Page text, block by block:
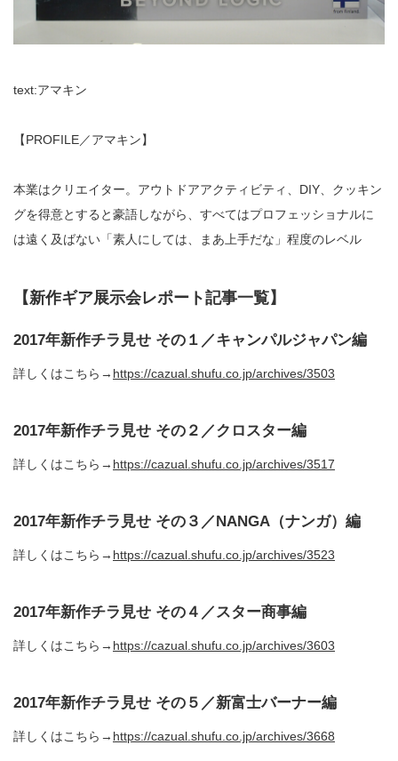
text:アマキン
【PROFILE／アマキン】
本業はクリエイター。アウトドアアクティビティ、DIY、クッキン
グを得意とすると豪語しながら、すべてはプロフェッショナルに
は遠く及ばない「素人にしては、まあ上手だな」程度のレベル
【新作ギア展示会レポート記事一覧】
2017年新作チラ見せ その１／キャンパルジャパン編
詳しくはこちら→ https://cazual.shufu.co.jp/archives/3503
2017年新作チラ見せ その２／クロスター編
詳しくはこちら→ https://cazual.shufu.co.jp/archives/3517
2017年新作チラ見せ その３／NANGA（ナンガ）編
詳しくはこちら→ https://cazual.shufu.co.jp/archives/3523
2017年新作チラ見せ その４／スター商事編
詳しくはこちら→ https://cazual.shufu.co.jp/archives/3603
2017年新作チラ見せ その５／新富士バーナー編
詳しくはこちら→ https://cazual.shufu.co.jp/archives/3668